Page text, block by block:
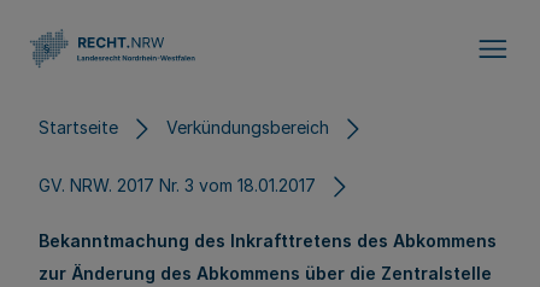
Startseite Verkündungsbereich
GV. NRW. 2017 Nr. 3 vom 18.01.2017
Bekanntmachung des Inkrafttretens des Abkommens
zur Änderung des Abkommens über die Zentralstelle